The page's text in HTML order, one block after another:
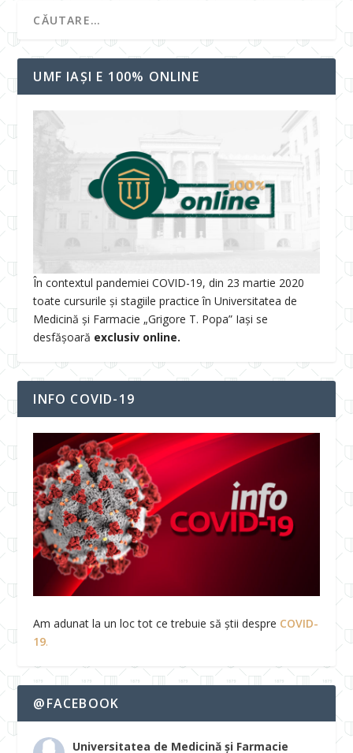
UMF IAȘI E 100% ONLINE
În contextul pandemiei COVID-19, din 23 martie 2020
toate cursurile și stagiile practice în Universitatea de
Medicină și Farmacie „Grigore T. Popa” Iași se
desfășoară exclusiv online.
INFO COVID-19
Am adunat la un loc tot ce trebuie să știi despre COVID-
19.
@FACEBOOK
Universitatea de Medicină și Farmacie